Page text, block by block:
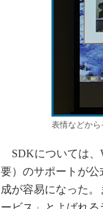
表情などか
SDKについては、
要）のサポートが
成が容易になった